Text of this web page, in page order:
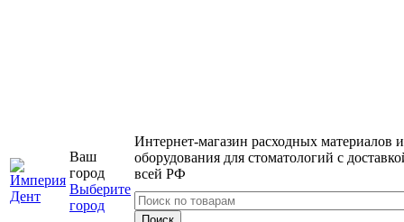
Ваш
город
Выберите
город
Интернет-магазин расходных материалов и
оборудования для стоматологий с
всей РФ